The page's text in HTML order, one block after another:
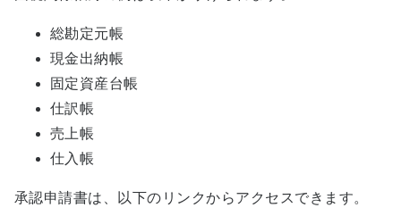
総勘定元帳
現金出納帳
固定資産台帳
仕訳帳
売上帳
仕入帳
承認申請書は、以下のリンクからアクセスできます。